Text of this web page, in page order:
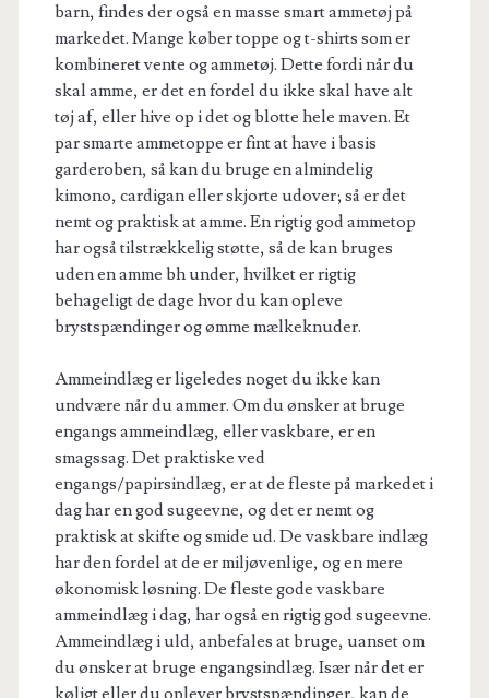
barn, findes der også en masse smart ammetøj på
markedet. Mange køber toppe og t-shirts som er
kombineret vente og ammetøj. Dette fordi når du
skal amme, er det en fordel du ikke skal have alt
tøj af, eller hive op i det og blotte hele maven. Et
par smarte ammetoppe er fint at have i basis
garderoben, så kan du bruge en almindelig
kimono, cardigan eller skjorte udover; så er det
nemt og praktisk at amme. En rigtig god ammetop
har også tilstrækkelig støtte, så de kan bruges
uden en amme bh under, hvilket er rigtig
behageligt de dage hvor du kan opleve
brystspændinger og ømme mælkeknuder.
Ammeindlæg er ligeledes noget du ikke kan
undvære når du ammer. Om du ønsker at bruge
engangs ammeindlæg, eller vaskbare, er en
smagssag. Det praktiske ved
engangs/papirsindlæg, er at de fleste på markedet i
dag har en god sugeevne, og det er nemt og
praktisk at skifte og smide ud. De vaskbare indlæg
har den fordel at de er miljøvenlige, og en mere
økonomisk løsning. De fleste gode vaskbare
ammeindlæg i dag, har også en rigtig god sugeevne.
Ammeindlæg i uld, anbefales at bruge, uanset om
du ønsker at bruge engangsindlæg. Især når det er
køligt eller du oplever brystspændinger, kan de